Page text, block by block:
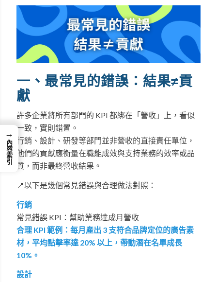
一、最常見的錯誤：結果≠貢
獻
許多企業將所有部門的 KPI 都綁在「營收」上，看似
一致，實則錯置。
行銷、設計、研發等部門並非營收的直接責任單位，
他們的貢獻應衡量在職能成效與支持業務的效率或品
質，而非最終營收結果。
📍以下是幾個常見錯誤與合理做法對照：
行銷
常見錯誤 KPI：幫助業務達成月營收
合理 KPI 範例：每月產出 3 支符合品牌定位的廣告素
材，平均點擊率達 20% 以上，帶動潛在名單成長
10%。
設計
→
內容索引